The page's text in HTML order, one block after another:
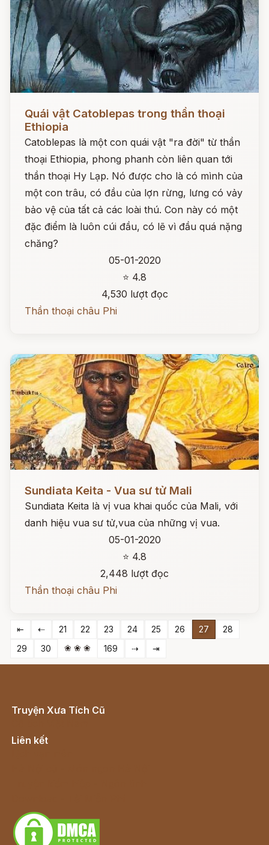
Quái vật Catoblepas trong thần thoại
Ethiopia
Catoblepas là một con quái vật "ra đời" từ thần
thoại Ethiopia, phong phanh còn liên quan tới
thần thoại Hy Lạp. Nó được cho là có mình của
một con trâu, có đầu của lợn rừng, lưng có vảy
bảo vệ của tất cả các loài thú. Con này có một
đặc điểm là luôn cúi đầu, có lẽ vì đầu quá nặng
chăng?
05-01-2020
⭐ 4.8
4,530 lượt đọc
Thần thoại châu Phi
Sundiata Keita - Vua sư tử Mali
Sundiata Keita là vị vua khai quốc của Mali, với
danh hiệu vua sư tử,vua của những vị vua.
05-01-2020
⭐ 4.8
2,448 lượt đọc
Thần thoại châu Phi
⇤ ⇠ 21 22 23 24 25 26 27
28
29
30 ❀ ❀ ❀ 169 ⇢ ⇥
Truyện Xưa Tích Cũ
Liên kết